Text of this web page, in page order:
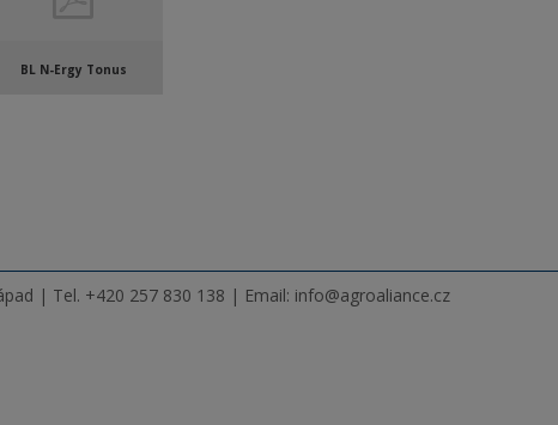
BL N-Ergy Tonus
| Tel. +420 257 830 138 | Email: info@agroaliance.cz